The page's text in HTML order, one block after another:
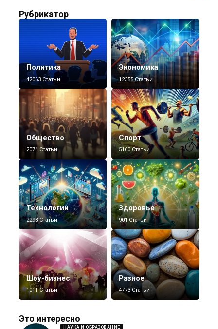
Рубрикатор
Политика
42063 Статьи
Экономика
12355 Статьи
Общество
2074 Статьи
Спорт
5160 Статьи
Технологии
2298 Статьи
Здоровье
901 Статьи
Шоу-бизнес
1011 Статьи
Разное
4773 Статьи
Это интересно
НАУКА И ОБРАЗОВАНИЕ